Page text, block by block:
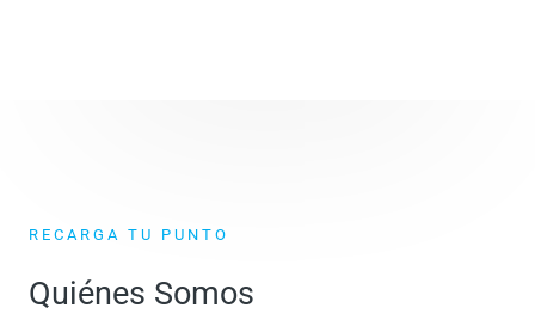
RECARGA TU PUNTO
Quiénes Somos